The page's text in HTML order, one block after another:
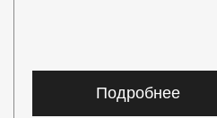
Подробнее